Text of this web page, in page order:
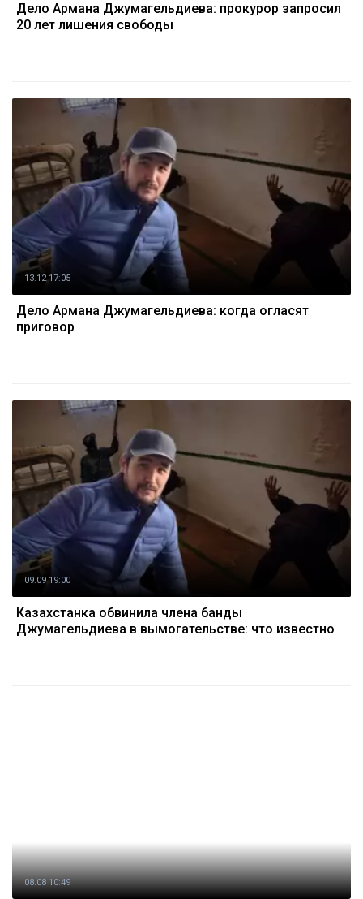
Дело Армана Джумагельдиева: прокурор запросил
20 лет лишения свободы
13.12 17:05
Дело Армана Джумагельдиева: когда огласят
приговор
09.09 19:00
Казахстанка обвинила члена банды
Джумагельдиева в вымогательстве: что известно
08.08 10:49